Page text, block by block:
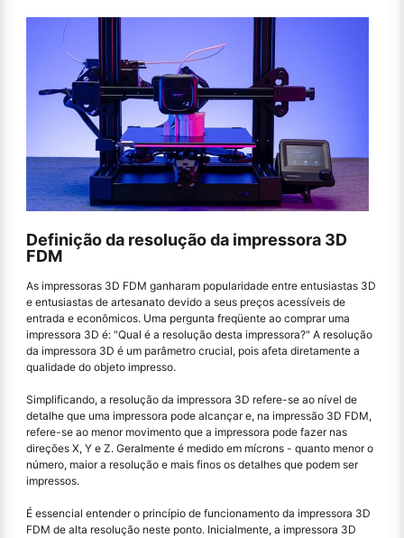
Definição da resolução da impressora 3D
FDM
As impressoras 3D FDM ganharam popularidade entre entusiastas 3D
e entusiastas de artesanato devido a seus preços acessíveis de
entrada e econômicos. Uma pergunta freqüente ao comprar uma
impressora 3D é: "Qual é a resolução desta impressora?" A resolução
da impressora 3D é um parâmetro crucial, pois afeta diretamente a
qualidade do objeto impresso.
Simplificando, a resolução da impressora 3D refere-se ao nível de
detalhe que uma impressora pode alcançar e, na impressão 3D FDM,
refere-se ao menor movimento que a impressora pode fazer nas
direções X, Y e Z. Geralmente é medido em mícrons - quanto menor o
número, maior a resolução e mais finos os detalhes que podem ser
impressos.
É essencial entender o princípio de funcionamento da impressora 3D
FDM de alta resolução neste ponto. Inicialmente, a impressora 3D